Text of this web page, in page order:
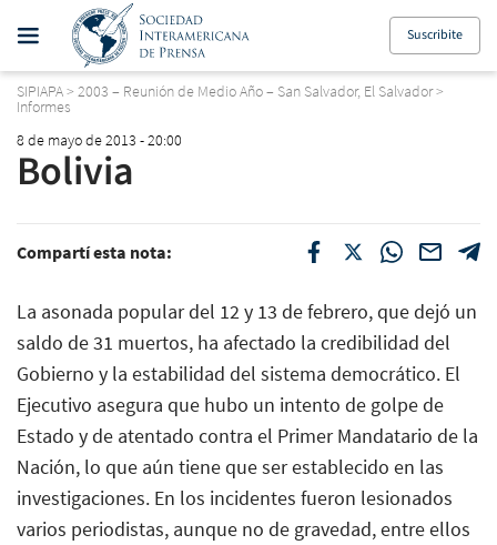
Suscribite
SIPIAPA> 2003 – Reunión de Medio Año – San Salvador, El Salvador>
Informes
8 de mayo de 2013 - 20:00
Bolivia
Compartí esta nota:
La asonada popular del 12 y 13 de febrero, que dejó un
saldo de 31 muertos, ha afectado la credibilidad del
Gobierno y la estabilidad del sistema democrático. El
Ejecutivo asegura que hubo un intento de golpe de
Estado y de atentado contra el Primer Mandatario de la
Nación, lo que aún tiene que ser establecido en las
investigaciones. En los incidentes fueron lesionados
varios periodistas, aunque no de gravedad, entre ellos